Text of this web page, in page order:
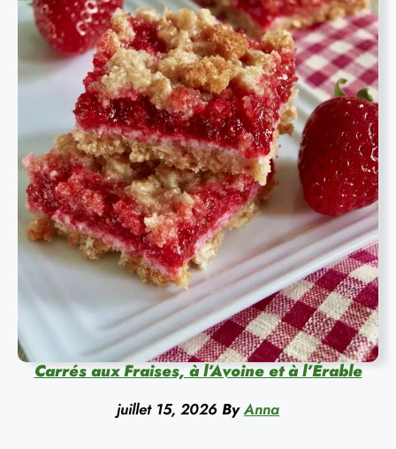
Carrés aux Fraises, à l’Avoine et à l’Érable
juillet 15, 2026 By Anna